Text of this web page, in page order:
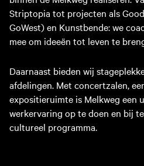
Striptopia tot projecten als
GoWest) en Kunstbende: we
mee om ideeën tot leven te
Daarnaast bieden wij
afdelingen. Met concertzalen,
expositieruimte is Melkweg een
werkervaring op te doen en bij
cultureel programma.